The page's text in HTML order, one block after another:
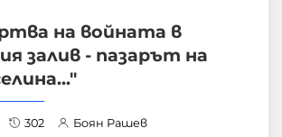
на войната в
залив - пазарът на
302 Боян Рашев